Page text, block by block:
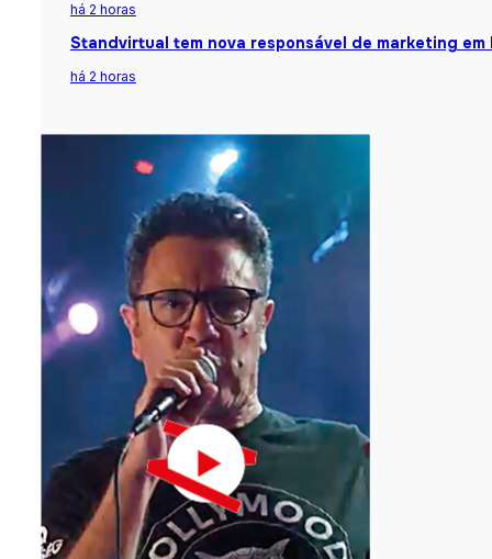
há 2 horas
Standvirtual tem nova responsável de marketing em
há 2 horas